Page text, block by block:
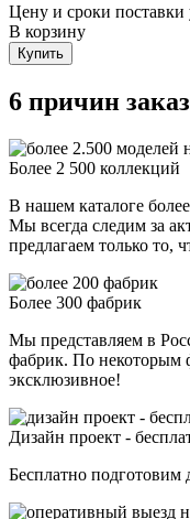
Цену и сроки поставки
В корзину
Купить
6 причин
Более 2 500 коллекций
В нашем каталоге
Мы всегда следим за
предлагаем только то,
Более 300 фабрик
Мы представляем в
фабрик. По некоторым
эксклюзивное!
Дизайн проект -
Бесплатно подготовим